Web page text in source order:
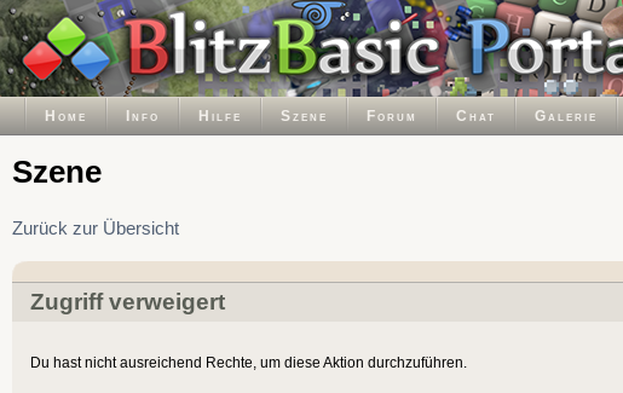
Home Info Hilfe Szene Forum Chat Galerie
Szene
Zurück zur Übersicht
Zugriff verweigert
Du hast nicht ausreichend Rechte, um diese Aktion durchzuführen.